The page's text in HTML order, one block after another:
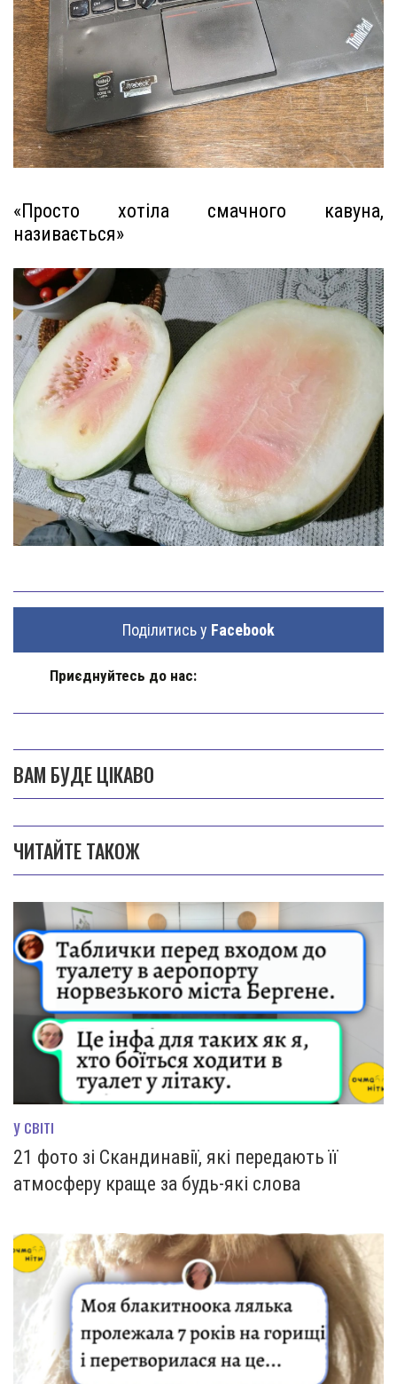
«Просто хотіла смачного кавуна,
називається»
Поділитись у Facebook
Приєднуйтесь до нас:
ВАМ БУДЕ ЦІКАВО
ЧИТАЙТЕ ТАКОЖ
У СВІТІ
21 фото зі Скандинавії, які передають її
атмосферу краще за будь-які слова